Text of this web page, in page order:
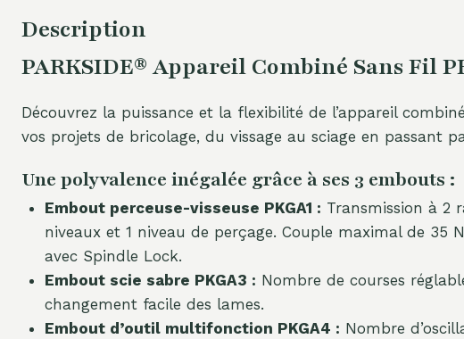
Description
PARKSIDE® Appareil Combiné Sans Fil
Découvrez la puissance et la flexibilité de l’appareil
vos projets de bricolage, du vissage au sciage en passant
Une polyvalence inégalée grâce à ses 3 embouts :
Embout perceuse-visseuse PKGA1 : Transmission à 2
niveaux et 1 niveau de perçage. Couple maximal de
avec Spindle Lock.
Embout scie sabre PKGA3 : Nombre de courses
changement facile des lames.
Embout d’outil multifonction PKGA4 : Nombre